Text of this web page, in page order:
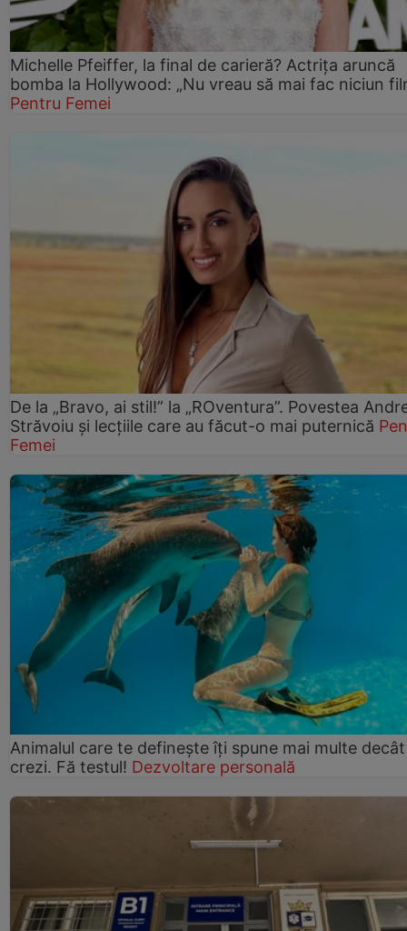
Michelle Pfeiffer, la final de carieră? Actrița aruncă
bomba la Hollywood: „Nu vreau să mai fac niciun
Pentru Femei
De la „Bravo, ai stil!” la „ROventura”. Povestea
Străvoiu și lecțiile care au făcut-o mai puternică
Femei
Animalul care te definește îți spune mai multe decât
crezi. Fă testul! Dezvoltare personală